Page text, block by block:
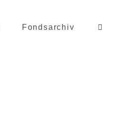
Fondsarchiv